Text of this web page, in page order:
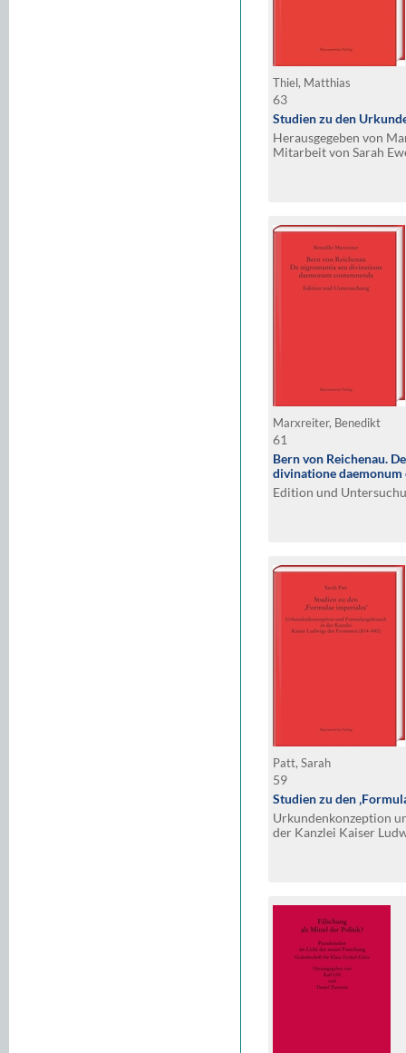
Thiel, Matthias
63
Studien zu den
Herausgegeben von
Mitarbeit von Sarah
Marxreiter, Benedikt
61
Bern von Reichenau.
divinatione daemonum
Edition und
Patt, Sarah
59
Studien zu den
Urkundenkonzeption
der Kanzlei Kaiser